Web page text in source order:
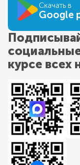
Скачать в
Google
курсе всех